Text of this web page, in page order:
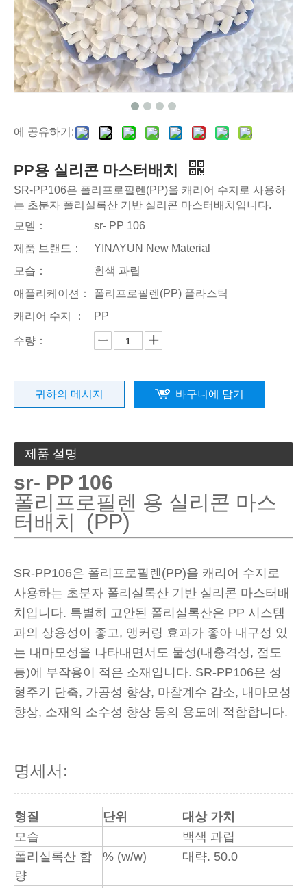
에 공유하기:
PP용 실리콘 마스터배치
SR-PP106은 폴리프로필렌(PP)을 캐리어 수지로 사용하
는 초분자 폴리실록산 기반 실리콘 마스터배치입니다.
모델：
sr- PP 106
제품 브랜드：
YINAYUN New Material
모습：
흰색 과립
애플리케이션：
폴리프로필렌(PP) 플라스틱
캐리어 수지 ：
PP
수량：
귀하의 메시지 바구니에 담기
제품 설명
sr- PP 106
폴리프로필렌 용 실리콘 마스
터배치 (PP)
SR-PP106은 폴리프로필렌(PP)을 캐리어 수지로
사용하는 초분자 폴리실록산 기반 실리콘 마스터배
치입니다. 특별히 고안된 폴리실록산은 PP 시스템
과의 상용성이 좋고, 앵커링 효과가 좋아 내구성 있
는 내마모성을 나타내면서도 물성(내충격성, 점도
등)에 부작용이 적은 소재입니다. SR-PP106은 성
형주기 단축, 가공성 향상, 마찰계수 감소, 내마모성
향상, 소재의 소수성 향상 등의 용도에 적합합니다.
명세서:
형질 단위
대상 가치
모습
백색 과립
폴리실록산 함
량
% (w/w) 대략. 50.0